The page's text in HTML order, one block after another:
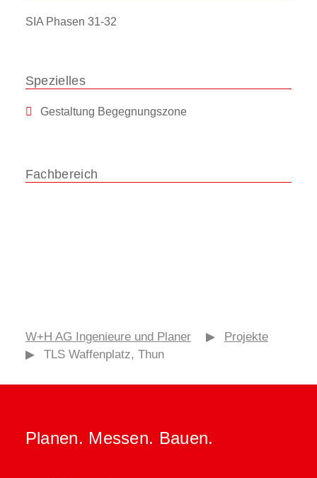
SIA Phasen 31-32
Spezielles
Gestaltung Begegnungszone
Fachbereich
W+H AG Ingenieure und Planer ▶
Projekte
▶
TLS Waffenplatz, Thun
Planen. Messen. Bauen.